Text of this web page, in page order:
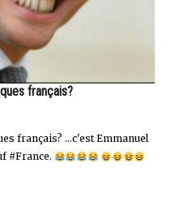
français?
français? ...c'est Emmanuel
#France.